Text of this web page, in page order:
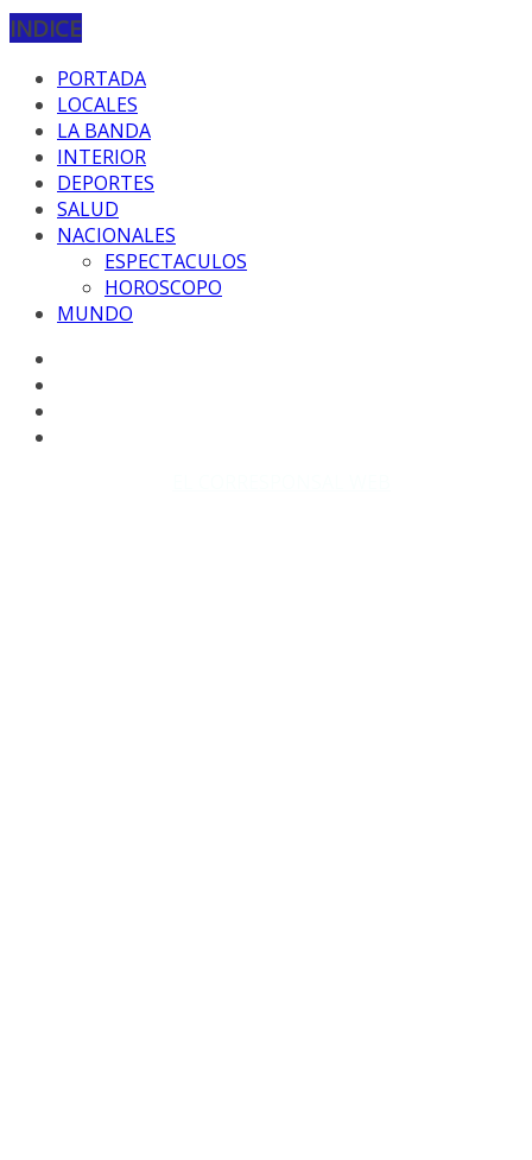
INDICE
PORTADA
LOCALES
LA BANDA
INTERIOR
DEPORTES
SALUD
NACIONALES
ESPECTACULOS
HOROSCOPO
MUNDO